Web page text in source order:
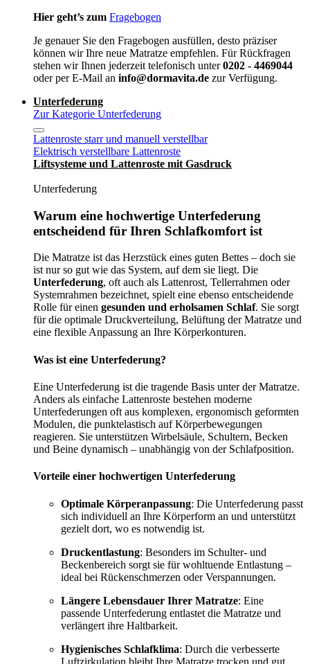
Hier geht’s zum Fragebogen
Je genauer Sie den Fragebogen ausfüllen, desto präziser
können wir Ihre neue Matratze empfehlen. Für Rückfragen
stehen wir Ihnen jederzeit telefonisch unter0202 - 4469044
oder per E-Mail an info@dormavita.de zur Verfügung.
Unterfederung
Zur Kategorie Unterfederung
Lattenroste starr und manuell verstellbar
Elektrisch verstellbare Lattenroste
Liftsysteme und Lattenroste mit Gasdruck
Unterfederung
Warum eine hochwertige Unterfederung
entscheidend für Ihren Schlafkomfort ist
Die Matratze ist das Herzstück eines guten Bettes – doch sie
ist nur so gut wie das System, auf dem sie liegt. Die
Unterfederung, oft auch als Lattenrost, Tellerrahmen oder
Systemrahmen bezeichnet, spielt eine ebenso entscheidende
Rolle für einen gesunden und erholsamen Schlaf. Sie sorgt
für die optimale Druckverteilung, Belüftung der Matratze und
eine flexible Anpassung an Ihre Körperkonturen.
Was ist eine Unterfederung?
Eine Unterfederung ist die tragende Basis unter der Matratze.
Anders als einfache Lattenroste bestehen moderne
Unterfederungen oft aus komplexen, ergonomisch geformten
Modulen, die punktelastisch auf Körperbewegungen
reagieren. Sie unterstützen Wirbelsäule, Schultern, Becken
und Beine dynamisch – unabhängig von der Schlafposition.
Vorteile einer hochwertigen Unterfederung
Optimale Körperanpassung: Die Unterfederung passt
sich individuell an Ihre Körperform an und unterstützt
gezielt dort, wo es notwendig ist.
Druckentlastung: Besonders im Schulter- und
Beckenbereich sorgt sie für wohltuende Entlastung –
ideal bei Rückenschmerzen oder Verspannungen.
Längere Lebensdauer Ihrer Matratze: Eine
passende Unterfederung entlastet die Matratze und
verlängert ihre Haltbarkeit.
Hygienisches Schlafklima: Durch die verbesserte
Luftzirkulation bleibt Ihre Matratze trocken und gut